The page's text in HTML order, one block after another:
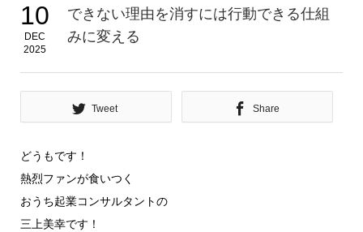
10
DEC
2025
できない理由を消すには行動できる仕組
みに変える
Tweet Share
どうもです！
熱烈ファンが食いつく
おうち起業コンサルタントの
三上美幸です！